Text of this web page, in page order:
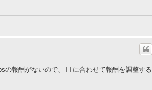
報酬がないので、TTに合わせて報酬を調整する